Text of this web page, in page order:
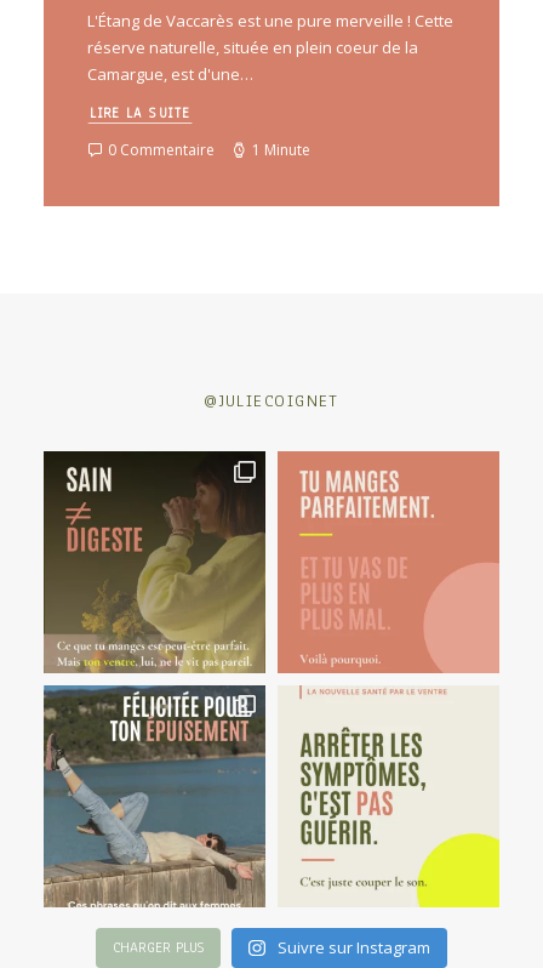
L'Étang de Vaccarès est une pure merveille ! Cette
réserve naturelle, située en plein coeur de la
Camargue, est d'une…
LIRE LA SUITE
0 Commentaire 1 Minute
@JULIECOIGNET
CHARGER PLUS Suivre sur Instagram